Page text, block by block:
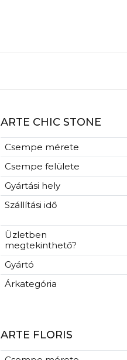
ARTE CHIC STONE
Csempe mérete
Csempe felülete
Gyártási hely
Szállítási idő
Üzletben
megtekinthető?
Gyártó
Árkategória
ARTE FLORIS